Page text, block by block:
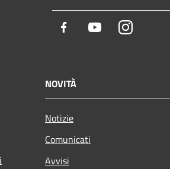
Facebook YoutubeInstagram
NOVITÀ
Notizie
Comunicati
Avvisi